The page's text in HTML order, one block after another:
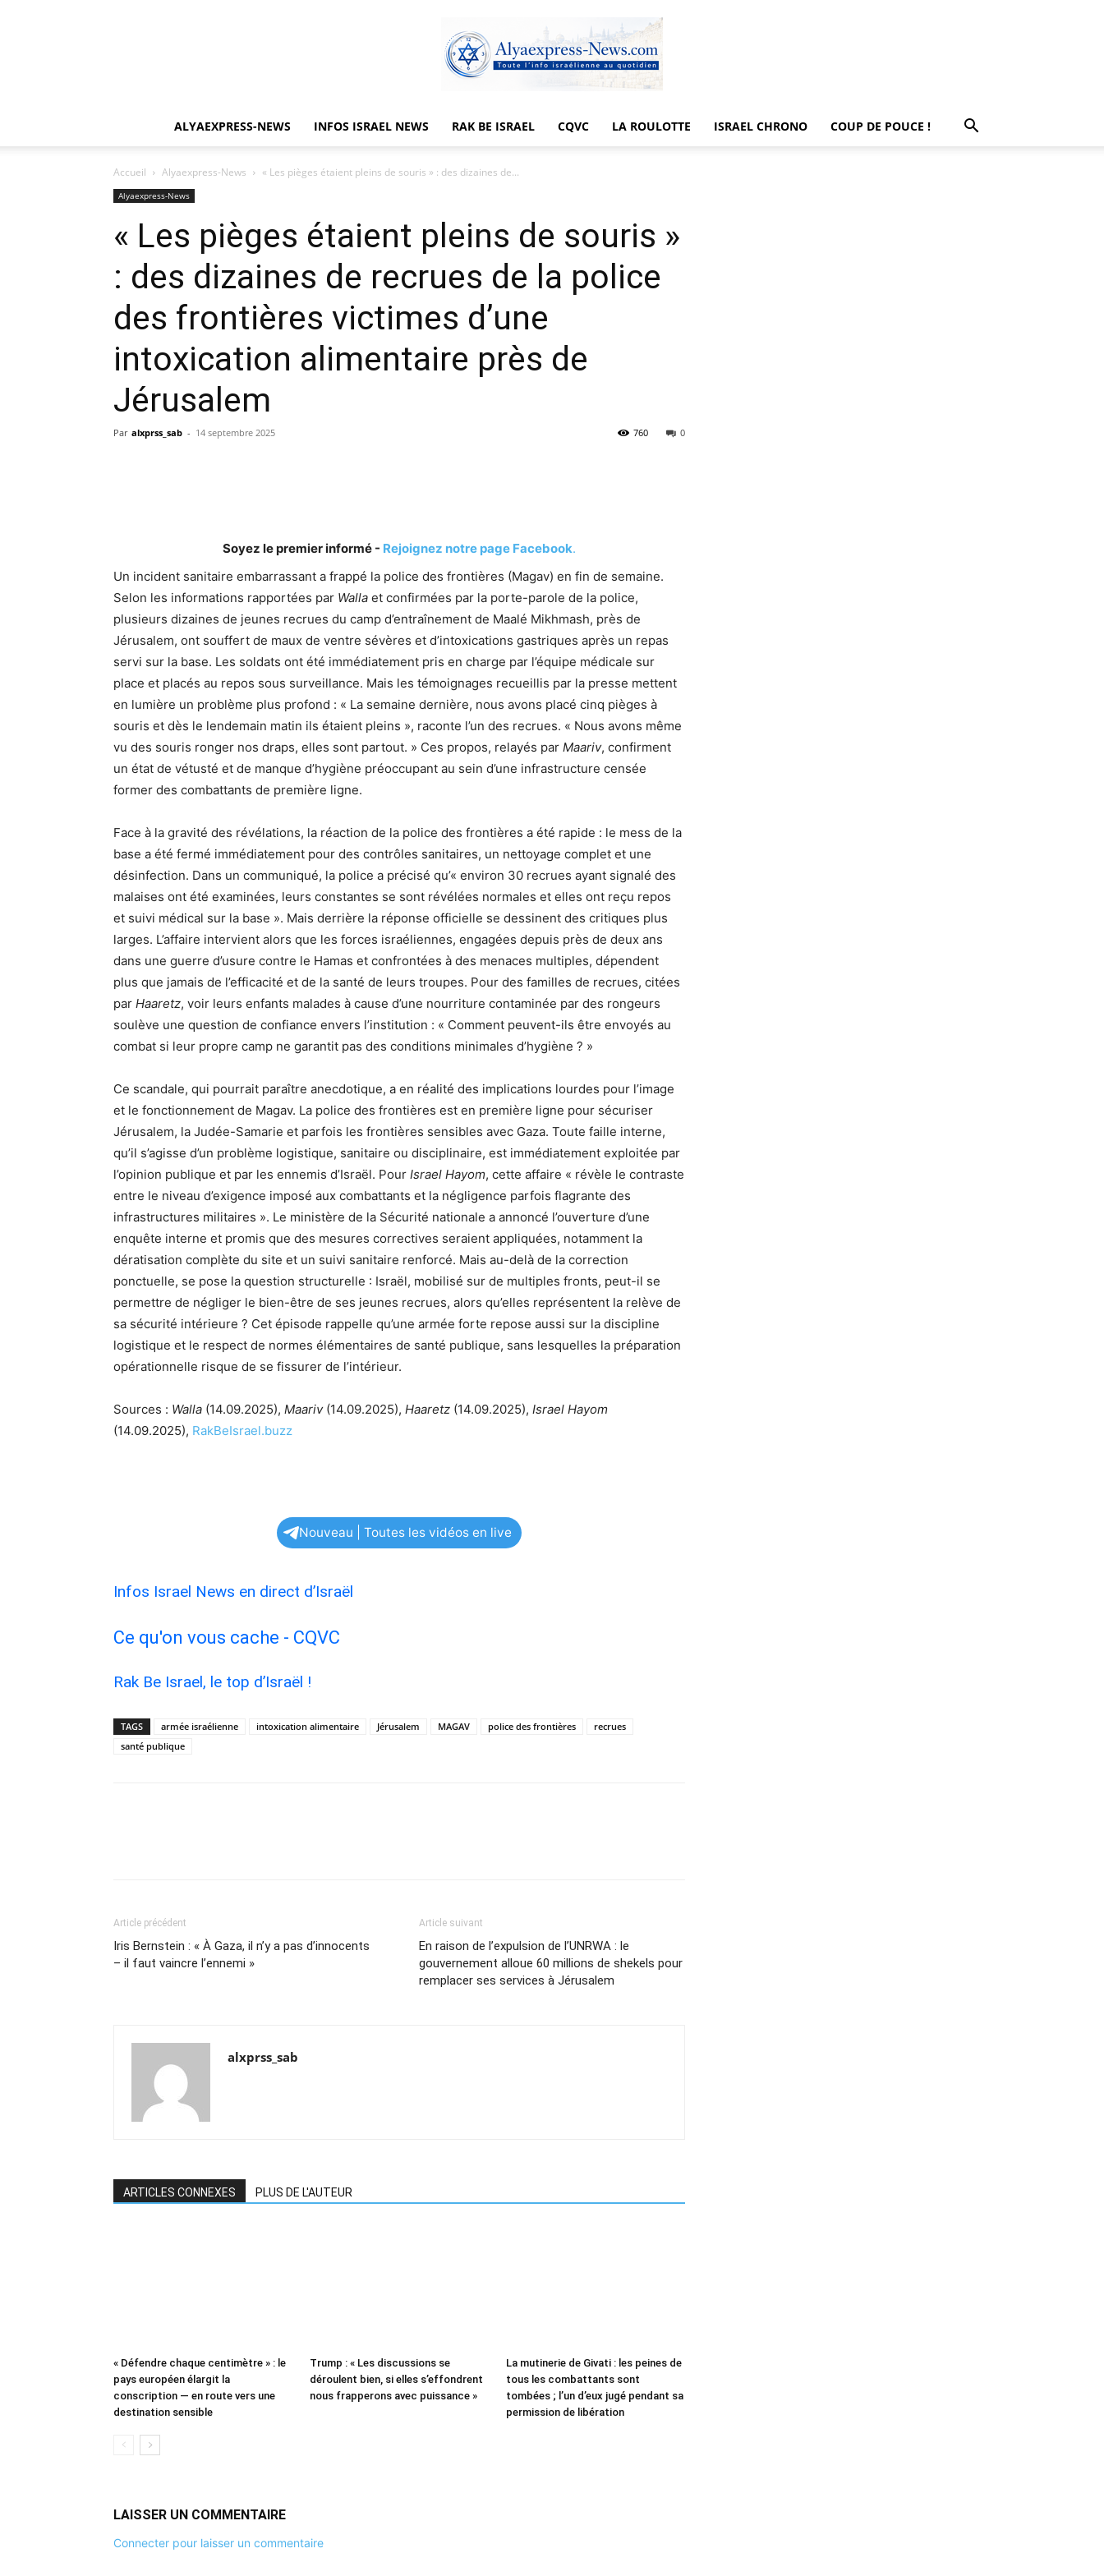
News
ALYAEXPRESS-NEWS INFOS ISRAEL NEWS RAK BE ISRAEL CQVC LA ROULOTTE ISRAEL CHRONO COUP DE POUCE !
Accueil Alyaexpress-News « Les pièges étaient pleins de souris » : des dizaines de...
Alyaexpress-News
« Les pièges étaient pleins de souris »
: des dizaines de recrues de la police
des frontières victimes d’une
intoxication alimentaire près de
Jérusalem
Par alxprss_sab - 14 septembre 2025 0
760
Soyez le premier informé - Rejoignez notre page Facebook.
Un incident sanitaire embarrassant a frappé la police des frontières (Magav) en fin de semaine.
Selon les informations rapportées par Walla et confirmées par la porte-parole de la police,
plusieurs dizaines de jeunes recrues du camp d’entraînement de Maalé Mikhmash, près de
Jérusalem, ont souffert de maux de ventre sévères et d’intoxications gastriques après un repas
servi sur la base. Les soldats ont été immédiatement pris en charge par l’équipe médicale sur
place et placés au repos sous surveillance. Mais les témoignages recueillis par la presse mettent
en lumière un problème plus profond : « La semaine dernière, nous avons placé cinq pièges à
souris et dès le lendemain matin ils étaient pleins », raconte l’un des recrues. « Nous avons même
vu des souris ronger nos draps, elles sont partout. » Ces propos, relayés par Maariv, confirment
un état de vétusté et de manque d’hygiène préoccupant au sein d’une infrastructure censée
former des combattants de première ligne.
Face à la gravité des révélations, la réaction de la police des frontières a été rapide : le mess de la
base a été fermé immédiatement pour des contrôles sanitaires, un nettoyage complet et une
désinfection. Dans un communiqué, la police a précisé qu’« environ 30 recrues ayant signalé des
malaises ont été examinées, leurs constantes se sont révélées normales et elles ont reçu repos
et suivi médical sur la base ». Mais derrière la réponse officielle se dessinent des critiques plus
larges. L’affaire intervient alors que les forces israéliennes, engagées depuis près de deux ans
dans une guerre d’usure contre le Hamas et confrontées à des menaces multiples, dépendent
plus que jamais de l’efficacité et de la santé de leurs troupes. Pour des familles de recrues, citées
par Haaretz, voir leurs enfants malades à cause d’une nourriture contaminée par des rongeurs
soulève une question de confiance envers l’institution : « Comment peuvent-ils être envoyés au
combat si leur propre camp ne garantit pas des conditions minimales d’hygiène ? »
Ce scandale, qui pourrait paraître anecdotique, a en réalité des implications lourdes pour l’image
et le fonctionnement de Magav. La police des frontières est en première ligne pour sécuriser
Jérusalem, la Judée-Samarie et parfois les frontières sensibles avec Gaza. Toute faille interne,
qu’il s’agisse d’un problème logistique, sanitaire ou disciplinaire, est immédiatement exploitée par
l’opinion publique et par les ennemis d’Israël. Pour Israel Hayom, cette affaire « révèle le contraste
entre le niveau d’exigence imposé aux combattants et la négligence parfois flagrante des
infrastructures militaires ». Le ministère de la Sécurité nationale a annoncé l’ouverture d’une
enquête interne et promis que des mesures correctives seraient appliquées, notamment la
dératisation complète du site et un suivi sanitaire renforcé. Mais au-delà de la correction
ponctuelle, se pose la question structurelle : Israël, mobilisé sur de multiples fronts, peut-il se
permettre de négliger le bien-être de ses jeunes recrues, alors qu’elles représentent la relève de
sa sécurité intérieure ? Cet épisode rappelle qu’une armée forte repose aussi sur la discipline
logistique et le respect de normes élémentaires de santé publique, sans lesquelles la préparation
opérationnelle risque de se fissurer de l’intérieur.
Sources : Walla (14.09.2025), Maariv(14.09.2025), Haaretz (14.09.2025), Israel Hayom
(14.09.2025), RakBeIsrael.buzz
Nouveau | Toutes les vidéos en live
Infos Israel News en direct d’Israël
Ce qu'on vous cache - CQVC
Rak Be Israel, le top d’Israël !
TAGS armée israélienne intoxication alimentaire Jérusalem MAGAV police des frontières
recrues
santé publique
Article précédent
Iris Bernstein : « À Gaza, il n’y a pas d’innocents
– il faut vaincre l’ennemi »
Article suivant
En raison de l’expulsion de l’UNRWA : le
gouvernement alloue 60 millions de shekels pour
remplacer ses services à Jérusalem
alxprss_sab
ARTICLES CONNEXES PLUS DE L'AUTEUR
« Défendre chaque centimètre » : le
pays européen élargit la
conscription — en route vers une
destination sensible
Trump : « Les discussions se
déroulent bien, si elles s’effondrent
nous frapperons avec puissance »
La mutinerie de Givati : les peines de
tous les combattants sont
tombées ; l’un d’eux jugé pendant sa
permission de libération
LAISSER UN COMMENTAIRE
Connecter pour laisser un commentaire